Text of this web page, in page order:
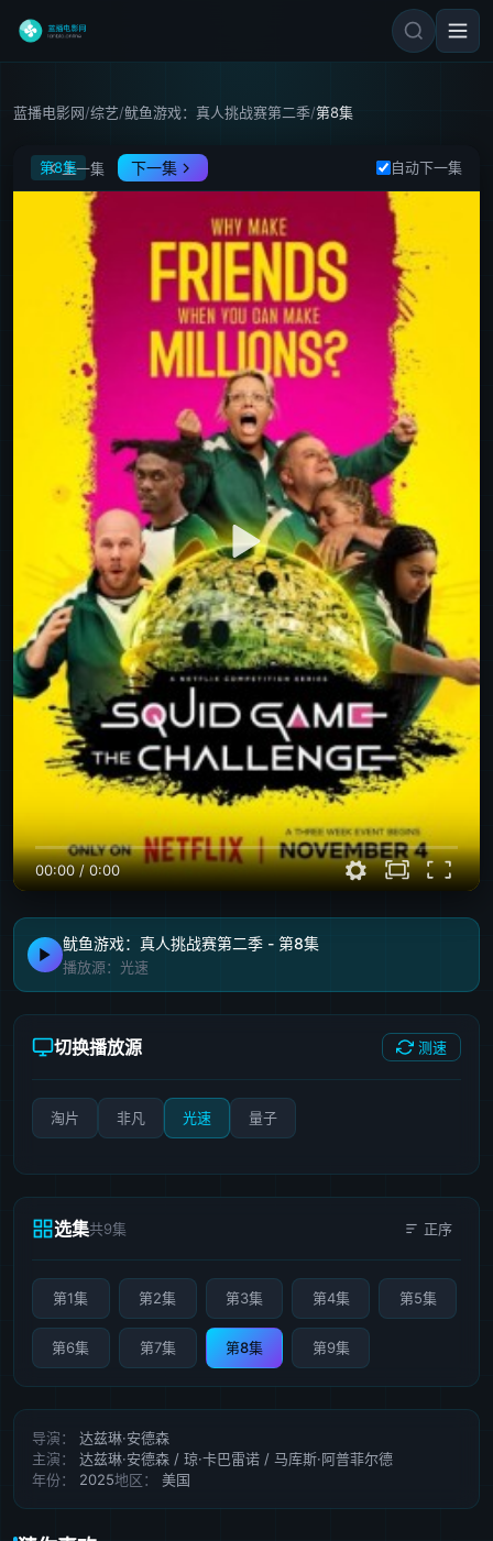
蓝播电影网/综艺/鱿鱼游戏：真人挑战赛第二季/第8集
鱿鱼游戏：真人挑战赛第二季
第8集上一集 下一集 自动下一集
00:00/0:00
鱿鱼游戏：真人挑战赛第二季 - 第8集
播放源：光速
切换播放源 测速
淘片 非凡 光速 量子
选集共9集 正序
第1集 第2集 第3集 第4集 第5集
第6集 第7集 第8集 第9集
导演：
达兹琳·安德森
主演：
达兹琳·安德森 / 琼·卡巴雷诺 / 马库斯·阿普菲尔德
年份：
2025地区： 美国